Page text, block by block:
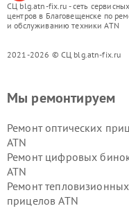
СЦ blg.atn-fix.ru - сеть сервисных
центров в Благовещенске по
и обслуживанию техники ATN
2021-2026 © СЦ blg.atn-fix.ru
Мы ремонтируем
Ремонт оптических
ATN
Ремонт цифровых
ATN
Ремонт тепловизионных
прицелов ATN